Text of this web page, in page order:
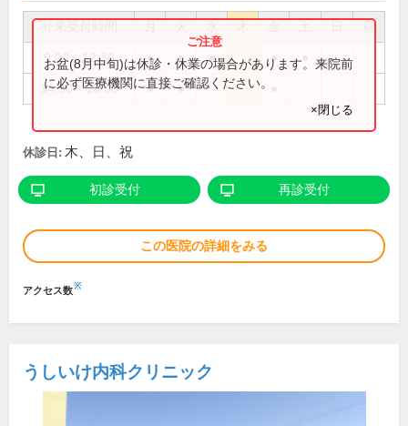
祝
9:00～12:30 ● ● ● ●
14:30～18:00 ● ●
お盆(8月中旬)は休診・休業の場合があります。来院前
に必ず医療機関に直接ご確認ください。
×閉じる
休診日: 木、日、祝
初診受付 再診受付
この医院の詳細をみる
アクセス数※
うしいけ内科クリニック